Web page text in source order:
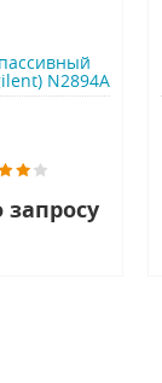
N2894A